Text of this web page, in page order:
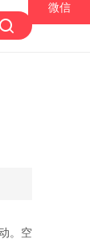
。空
微信